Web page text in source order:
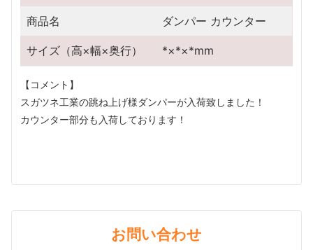
商品名 ダンパー カウンター
サイズ（高×幅×奥行） *×*×*mm
【コメント】
スガツネ工業の跳ね上げ様ダンパーが入荷致しました！
カウンター部分も入荷しております！
お問い合わせ